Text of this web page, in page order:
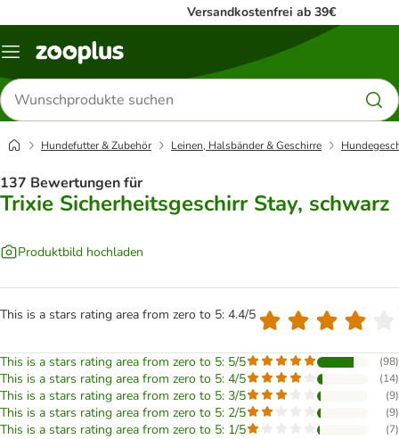
Versandkostenfrei ab 39€
Menü
Produkte
suchen
Hundefutter & Zubehör Leinen, Halsbänder & Geschirre
137 Bewertungen für
Trixie Sicherheitsgeschirr Stay, schwarz
Produktbild hochladen
This is a stars rating area from zero to 5: 4.4/5
This is a stars rating area from zero to 5: 5/5 (98)
This is a stars rating area from zero to 5: 4/5 (14)
This is a stars rating area from zero to 5: 3/5 (9)
This is a stars rating area from zero to 5: 2/5 (9)
This is a stars rating area from zero to 5: 1/5 (7)